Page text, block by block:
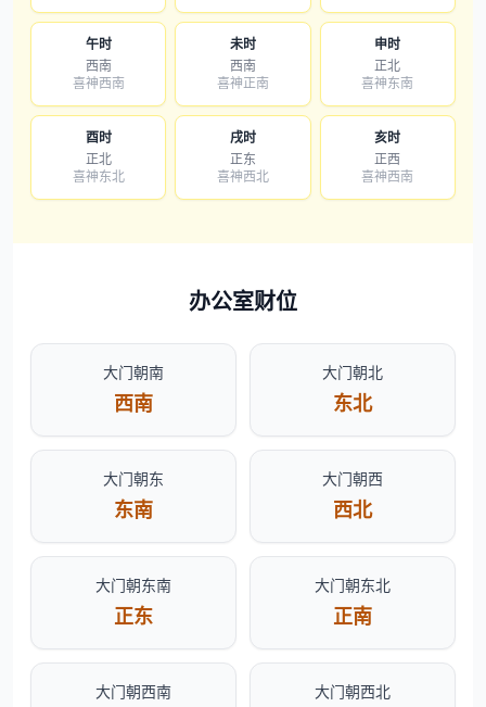
午时
西南
喜神西南
未时
西南
喜神正南
申时
正北
喜神东南
酉时
正北
喜神东北
戌时
正东
喜神西北
亥时
正西
喜神西南
办公室财位
大门朝南
西南
大门朝北
东北
大门朝东
东南
大门朝西
西北
大门朝东南
正东
大门朝东北
正南
大门朝西南 大门朝西北